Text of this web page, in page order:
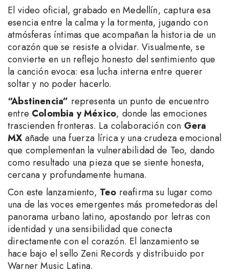
El video oficial, grabado en Medellín, captura esa
esencia entre la calma y la tormenta, jugando con
atmósferas íntimas que acompañan la historia de un
corazón que se resiste a olvidar. Visualmente, se
convierte en un reflejo honesto del sentimiento que
la canción evoca: esa lucha interna entre querer
soltar y no poder hacerlo.
“Abstinencia” representa un punto de encuentro
entre Colombia y México, donde las emociones
trascienden fronteras. La colaboración con Gera
MX añade una fuerza lírica y una crudeza emocional
que complementan la vulnerabilidad de Teo, dando
como resultado una pieza que se siente honesta,
cercana y profundamente humana.
Con este lanzamiento, Teo reafirma su lugar como
una de las voces emergentes más prometedoras del
panorama urbano latino, apostando por letras con
identidad y una sensibilidad que conecta
directamente con el corazón. El lanzamiento se
hace bajo el sello Zeni Records y distribuido por
Warner Music Latina.